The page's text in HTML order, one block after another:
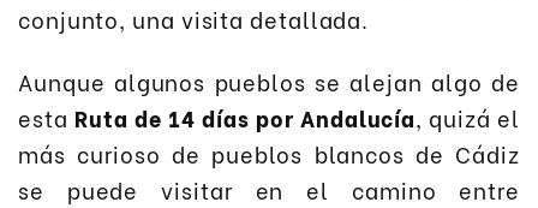
conjunto, una visita detallada.
Aunque algunos pueblos se alejan algo de
esta Ruta de 14 días por Andalucía, quizá el
más curioso de pueblos blancos de Cádiz
se puede visitar en el camino entre